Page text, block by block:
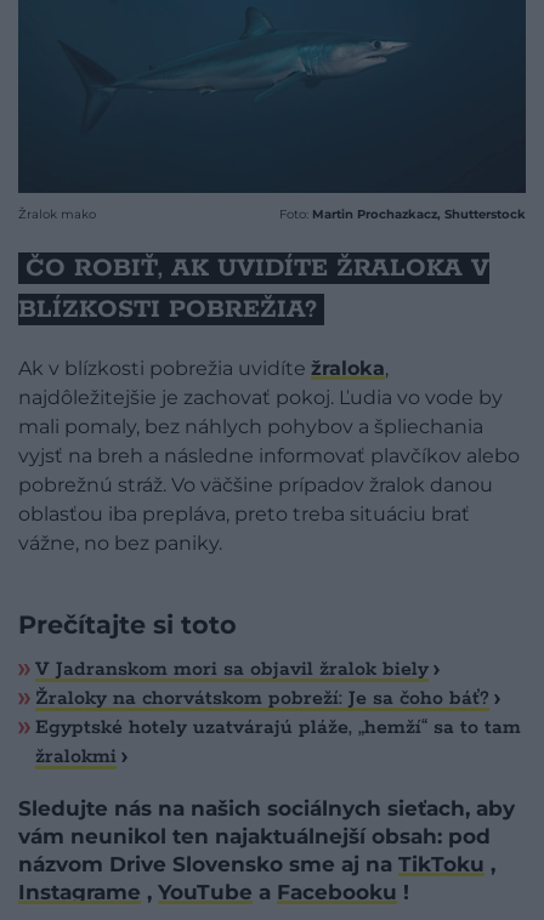
Žralok mako Foto: Martin Prochazkacz, Shutterstock
ČO ROBIŤ, AK UVIDÍTE ŽRALOKA V
BLÍZKOSTI POBREŽIA?
Ak v blízkosti pobrežia uvidíte žraloka,
najdôležitejšie je zachovať pokoj. Ľudia vo vode by
mali pomaly, bez náhlych pohybov a špliechania
vyjsť na breh a následne informovať plavčíkov alebo
pobrežnú stráž. Vo väčšine prípadov žralok danou
oblasťou iba prepláva, preto treba situáciu brať
vážne, no bez paniky.
Prečítajte si toto
V Jadranskom mori sa objavil žralok biely
Žraloky na chorvátskom pobreží: Je sa čoho báť?
Egyptské hotely uzatvárajú pláže, „hemží“ sa to tam
žralokmi
Sledujte nás na našich sociálnych sieťach, aby
vám neunikol ten najaktuálnejší obsah: pod
názvom Drive Slovensko sme aj na TikToku ,
Instagrame , YouTube a Facebooku !